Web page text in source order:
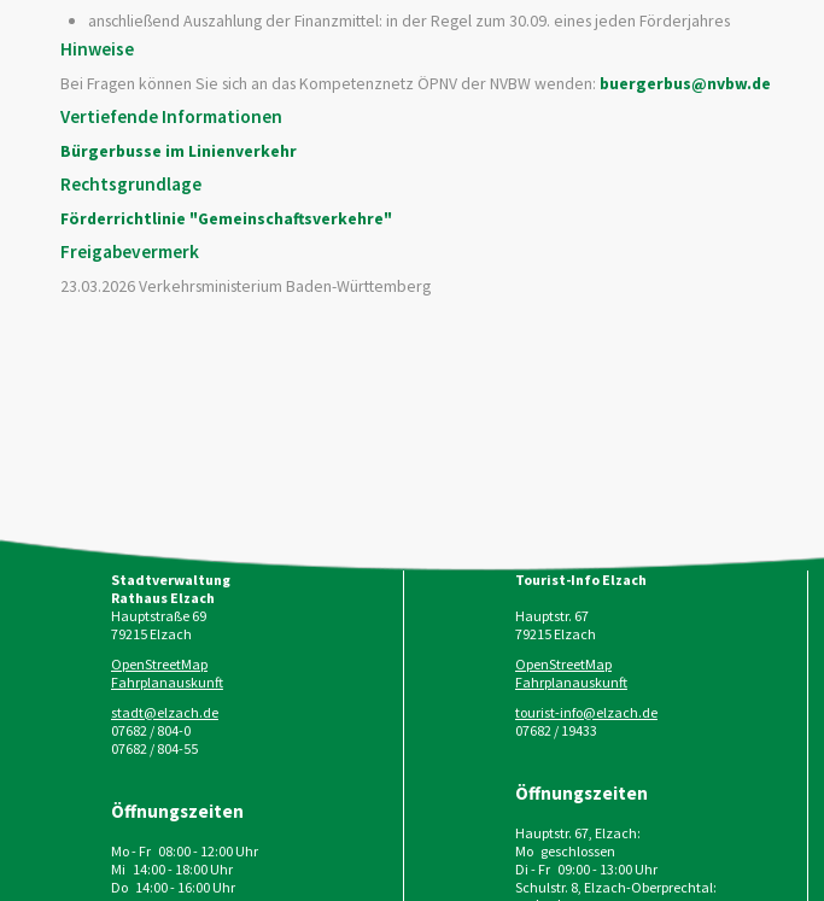
anschließend Auszahlung der Finanzmittel: in der Regel zum 30.09. eines jeden Förderjahres
Hinweise
Bei Fragen können Sie sich an das Kompetenznetz ÖPNV der NVBW wenden: buergerbus@nvbw.de
Vertiefende Informationen
Bürgerbusse im Linienverkehr
Rechtsgrundlage
Förderrichtlinie "Gemeinschaftsverkehre"
Freigabevermerk
23.03.2026 Verkehrsministerium Baden-Württemberg
Stadtverwaltung
Rathaus Elzach
Hauptstraße 69
79215Elzach
OpenStreetMap
Fahrplanauskunft
stadt@elzach.de
07682 / 804-0
07682 / 804-55
Öffnungszeiten
Mo - Fr 08:00 - 12:00 Uhr
Mi 14:00 - 18:00 Uhr
Do 14:00 - 16:00 Uhr
Tourist-Info Elzach
Hauptstr. 67
79215Elzach
OpenStreetMap
Fahrplanauskunft
tourist-info@elzach.de
07682 / 19433
Öffnungszeiten
Hauptstr. 67, Elzach:
Mo geschlossen
Di - Fr 09:00 - 13:00 Uhr
Schulstr. 8, Elzach-Oberprechtal: